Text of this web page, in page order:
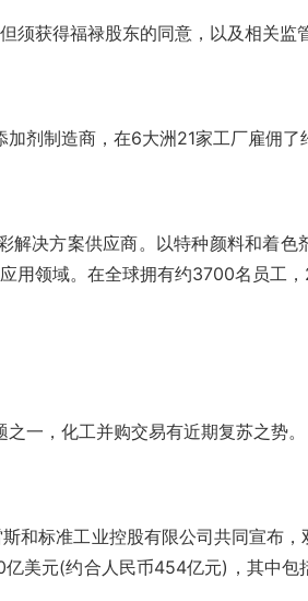
获得福禄股东的同意，以及相关监
剂制造商，在6大洲21家工厂雇佣了
解决方案供应商。以特种颜料和着色
用领域。在全球拥有约3700名员工
一，化工并购交易有近期复苏之势。
和标准工业控股有限公司共同宣布
美元(约合人民币454亿元)，其中包